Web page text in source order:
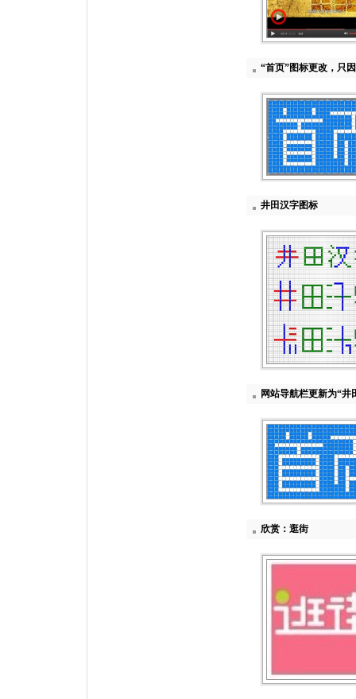
“首页”图标更改，只
井田汉字图标
网站导航栏更新为“井
欣赏：逛街